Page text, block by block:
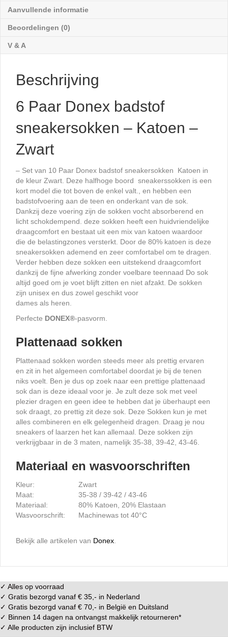
-
aantal
Aanvullende informatie
Beoordelingen (0)
V & A
Beschrijving
6 Paar Donex badstof
sneakersokken – Katoen –
Zwart
– Set van 10 Paar Donex badstof sneakersokken Katoen in
de kleur Zwart. Deze halfhoge boord sneakerssokken is een
kort model die tot boven de enkel valt., en hebben een
badstofvoering aan de teen en onderkant van de sok.
Dankzij deze voering zijn de sokken vocht absorberend en
licht schokdempend. deze sokken heeft een huidvriendelijke
draagcomfort en bestaat uit een mix van katoen waardoor
die de belastingzones versterkt. Door de 80% katoen is deze
sneakersokken ademend en zeer comfortabel om te dragen.
Verder hebben deze sokken een uitstekend draagcomfort
dankzij de fijne afwerking zonder voelbare teennaad Do sok
altijd goed om je voet blijft zitten en niet afzakt. De sokken
zijn unisex en dus zowel geschikt voor
dames als heren.
Perfecte DONEX®-pasvorm.
Plattenaad sokken
Plattenaad sokken worden steeds meer als prettig ervaren
en zit in het algemeen comfortabel doordat je bij de tenen
niks voelt. Ben je dus op zoek naar een prettige plattenaad
sok dan is deze ideaal voor je. Je zult deze sok met veel
plezier dragen en geen idee te hebben dat je überhaupt een
sok draagt, zo prettig zit deze sok. Deze Sokken kun je met
alles combineren en elk gelegenheid dragen. Draag je nou
sneakers of laarzen het kan allemaal. Deze sokken zijn
verkrijgbaar in de 3 maten, namelijk 35-38, 39-42, 43-46.
Materiaal en wasvoorschriften
Kleur:
Zwart
Maat:
35-38 / 39-42 / 43-46
Materiaal:
80% Katoen, 20% Elastaan
Wasvoorschrift:
Machinewas tot 40°C
Bekijk alle artikelen van Donex
✓ Alles op voorraad
✓ Gratis bezorgd vanaf € 35,- in Nederland
✓ Gratis bezorgd vanaf € 70,- in België en Duitsland
✓ Binnen 14 dagen na ontvangst makkelijk retourneren*
✓ Alle producten zijn inclusief BTW